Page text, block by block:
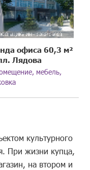
офиса 60,3 м²
Лядова
мебель,
культурного
При жизни купца,
на втором и